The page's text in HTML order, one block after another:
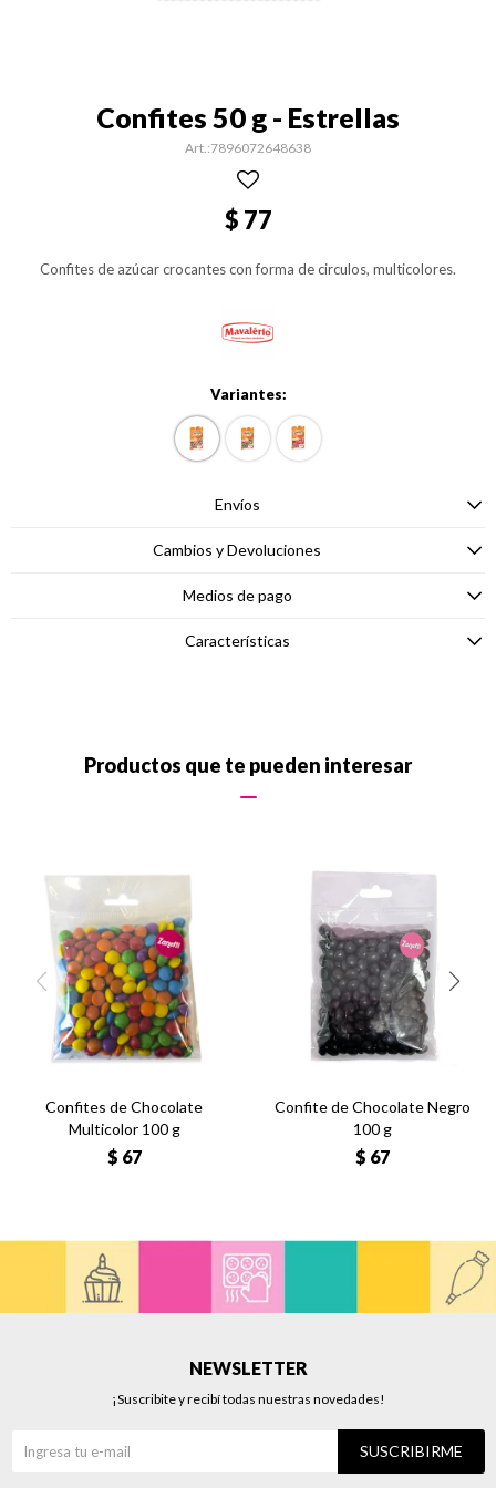
Confites 50 g - Estrellas
7896072648638
$ 77
Confites de azúcar crocantes con forma de circulos, multicolores.
Variantes:
Envíos
Cambios y Devoluciones
Medios de pago
Características
Productos que te pueden interesar
Confites de Chocolate
Multicolor 100 g
$ 67
Confite de Chocolate Negro
100 g
$ 67
NEWSLETTER
¡Suscribite y recibí todas nuestras novedades!
SUSCRIBIRME